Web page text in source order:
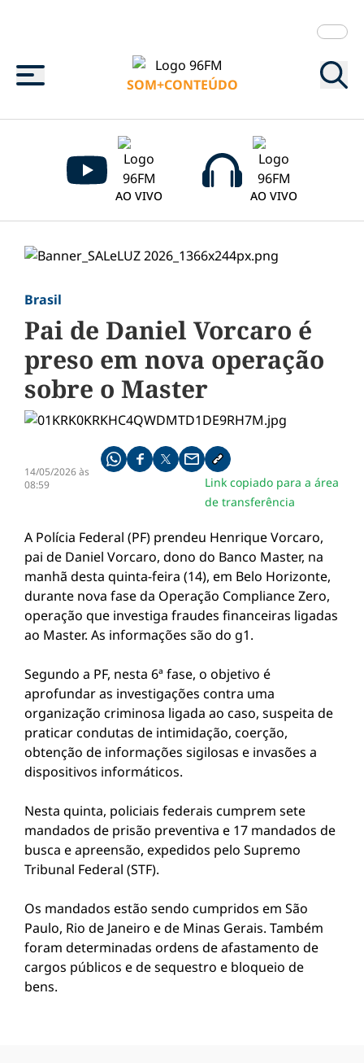
Menu
SOM+CONTEÚDO
AO VIVO AO VIVO
Brasil
Pai de Daniel Vorcaro é
preso em nova operação
sobre o Master
14/05/2026 às
08:59
Compartilhe pelo whatsapp
Compartilhar no facebook
Compartilhar no twitter
Compartilhe pelo email
Copiar link da notícia
Link copiado para a área
de transferência
A Polícia Federal (PF) prendeu Henrique Vorcaro,
pai de Daniel Vorcaro, dono do Banco Master, na
manhã desta quinta-feira (14), em Belo Horizonte,
durante nova fase da Operação Compliance Zero,
operação que investiga fraudes financeiras ligadas
ao Master. As informações são do g1.
Segundo a PF, nesta 6ª fase, o objetivo é
aprofundar as investigações contra uma
organização criminosa ligada ao caso, suspeita de
praticar condutas de intimidação, coerção,
obtenção de informações sigilosas e invasões a
dispositivos informáticos.
Nesta quinta, policiais federais cumprem sete
mandados de prisão preventiva e 17 mandados de
busca e apreensão, expedidos pelo Supremo
Tribunal Federal (STF).
Os mandados estão sendo cumpridos em São
Paulo, Rio de Janeiro e de Minas Gerais. Também
foram determinadas ordens de afastamento de
cargos públicos e de sequestro e bloqueio de
bens.